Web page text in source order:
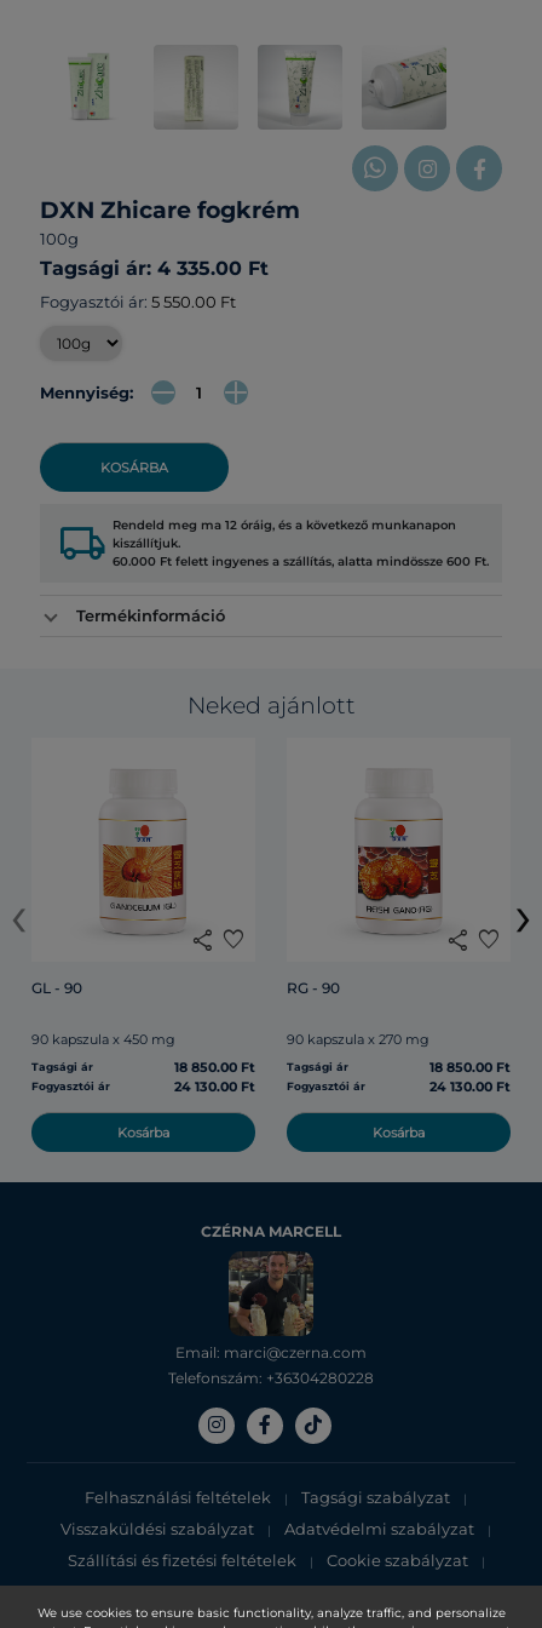
We use cookies to ensure basic functionality, analyze traffic, and personalize
DXN Zhicare fogkrém
100g
Tagsági ár: 4 335.00 Ft
Fogyasztói ár: 5 550.00 Ft
Mennyiség:
KOSÁRBA
local_shipping Rendeld meg ma 12 óráig, és a következő munkanapon
kiszállítjuk.
60.000 Ft felett ingyenes a szállítás, alatta mindössze 600 Ft.
Termékinformáció
Neked ajánlott
share favorite
GL - 90
90 kapszula x 450 mg
Tagsági ár 18 850.00 Ft
Fogyasztói ár 24 130.00 Ft
Kosárba
share favorite
RG - 90
90 kapszula x 270 mg
Tagsági ár 18 850.00 Ft
Fogyasztói ár 24 130.00 Ft
Kosárba
‹ ›
CZÉRNA MARCELL
Email: marci@czerna.com
Telefonszám: +36304280228
Felhasználási feltételek | Tagsági szabályzat |
Visszaküldési szabályzat | Adatvédelmi szabályzat |
Szállítási és fizetési feltételek | Cookie szabályzat |
Adatvédelmi tájékoztató